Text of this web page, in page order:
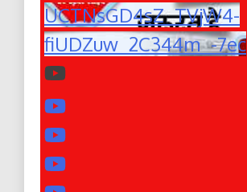
UCTNsGD4sZ_TVjW4-
fiUDZuw_2C344m_-7ec